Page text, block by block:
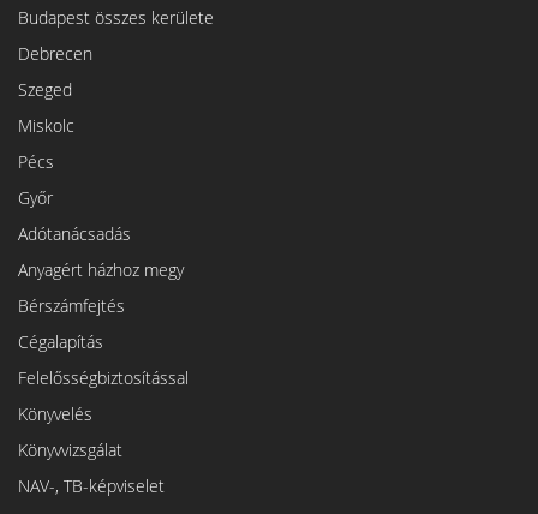
Budapest összes kerülete
Debrecen
Szeged
Miskolc
Pécs
Győr
Adótanácsadás
Anyagért házhoz megy
Bérszámfejtés
Cégalapítás
Felelősségbiztosítással
Könyvelés
Könyvvizsgálat
NAV-, TB-képviselet